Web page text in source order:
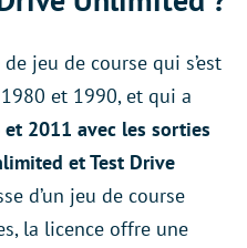
jeu de course qui s’est
et 1990, et qui a
et 2011 avec les sorties
et Test Drive
d’un jeu de course
la licence offre une